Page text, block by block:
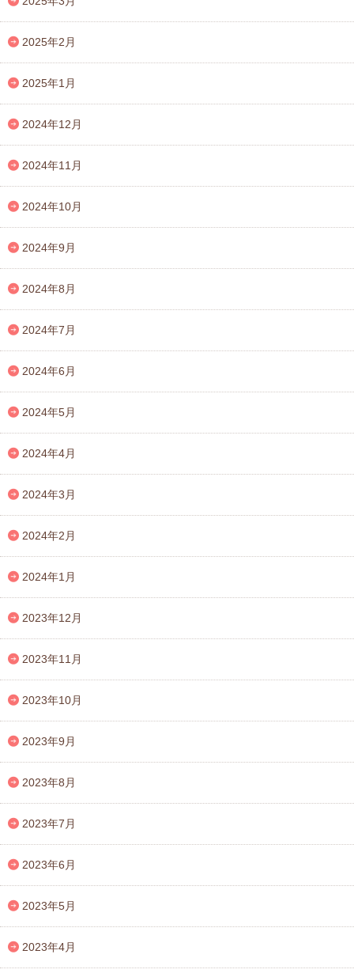
2025年2月
2025年1月
2024年12月
2024年11月
2024年10月
2024年9月
2024年8月
2024年7月
2024年6月
2024年5月
2024年4月
2024年3月
2024年2月
2024年1月
2023年12月
2023年11月
2023年10月
2023年9月
2023年8月
2023年7月
2023年6月
2023年5月
2023年4月